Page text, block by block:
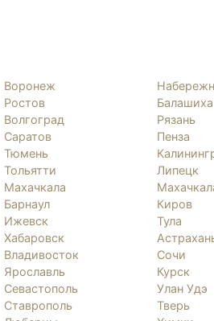
Воронеж
Ростов
Волгоград
Саратов
Тюмень
Тольятти
Махачкала
Барнаул
Ижевск
Хабаровск
Владивосток
Ярославль
Севастополь
Ставрополь
Балашиха
Рязань
Пенза
Липецк
Киров
Тула
Сочи
Курск
Улан Удэ
Тверь